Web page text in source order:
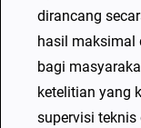
dirancang
hasil maksimal
bagi
ketelitian yang
supervisi